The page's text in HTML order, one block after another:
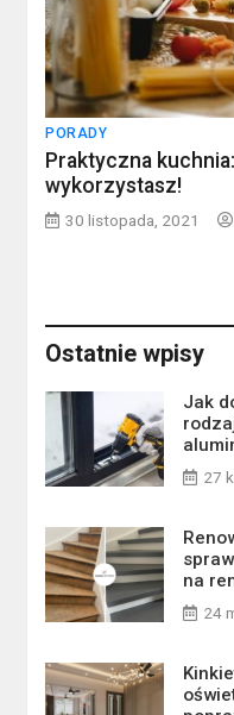
PORADY
Praktyczna
wykorzystasz!
30 listopada, 2021
Ostatnie wpisy
Jak
27
na
24